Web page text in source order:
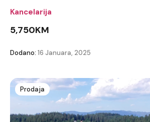
Kancelarija
5,750KM
Dodano: 16 Januara, 2025
Prodaja